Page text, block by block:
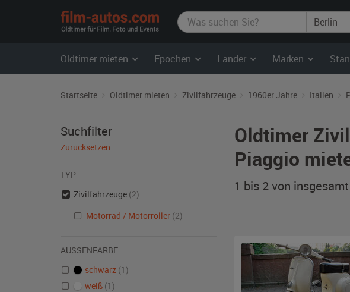
film-
autos.com
Oldtimer mieten Epochen Länder Marken
Startseite Oldtimer mieten Zivilfahrzeuge 1960er Jahre Italien
Oldtimer
Piaggio
1 bis 2 von
Suchfilter
Zurücksetzen
TYP
Zivilfahrzeuge (2)
Motorrad / Motorroller (2)
AUSSENFARBE
schwarz (1)
weiß (1)